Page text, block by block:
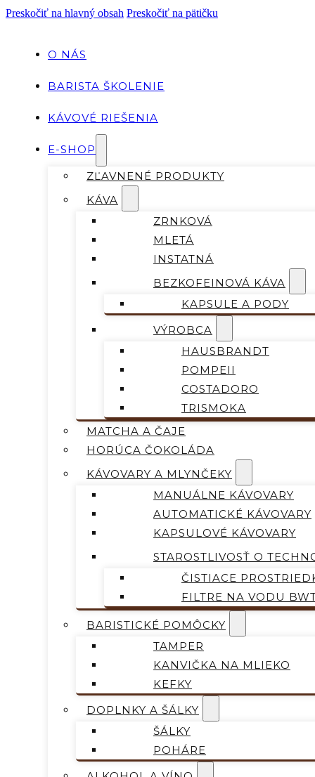
Preskočiť na hlavný obsah Preskočiť na pätičku
O NÁS
BARISTA ŠKOLENIE
KÁVOVÉ RIEŠENIA
E-SHOP
ZĽAVNENÉ PRODUKTY
KÁVA
ZRNKOVÁ
MLETÁ
INSTATNÁ
BEZKOFEINOVÁ KÁVA
KAPSULE A PODY
VÝROBCA
HAUSBRANDT
POMPEII
COSTADORO
TRISMOKA
MATCHA A ČAJE
HORÚCA ČOKOLÁDA
KÁVOVARY A MLYNČEKY
MANUÁLNE KÁVOVARY
AUTOMATICKÉ KÁVOVARY
KAPSULOVÉ KÁVOVARY
STAROSTLIVOSŤ O
ČISTIACE
FILTRE NA VODU
BARISTICKÉ POMÔCKY
TAMPER
KANVIČKA NA MLIEKO
KEFKY
DOPLNKY A ŠÁLKY
ŠÁLKY
POHÁRE